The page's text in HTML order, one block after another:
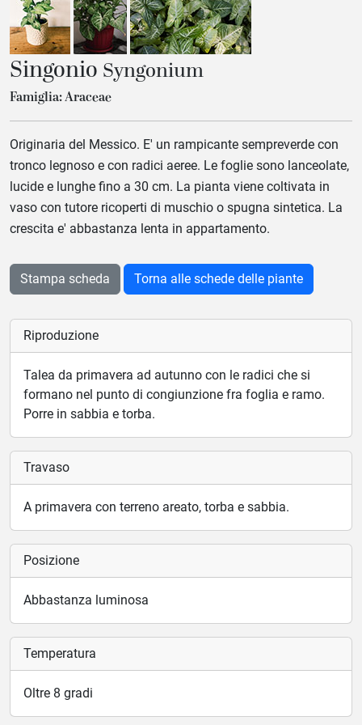
Singonio Syngonium
Famiglia: Araceae
Originaria del Messico. E' un rampicante sempreverde con
tronco legnoso e con radici aeree. Le foglie sono lanceolate,
lucide e lunghe fino a 30 cm. La pianta viene coltivata in
vaso con tutore ricoperti di muschio o spugna sintetica. La
crescita e' abbastanza lenta in appartamento.
Stampa scheda Torna alle schede delle piante
Riproduzione
Talea da primavera ad autunno con le radici che si
formano nel punto di congiunzione fra foglia e ramo.
Porre in sabbia e torba.
Travaso
A primavera con terreno areato, torba e sabbia.
Posizione
Abbastanza luminosa
Temperatura
Oltre 8 gradi